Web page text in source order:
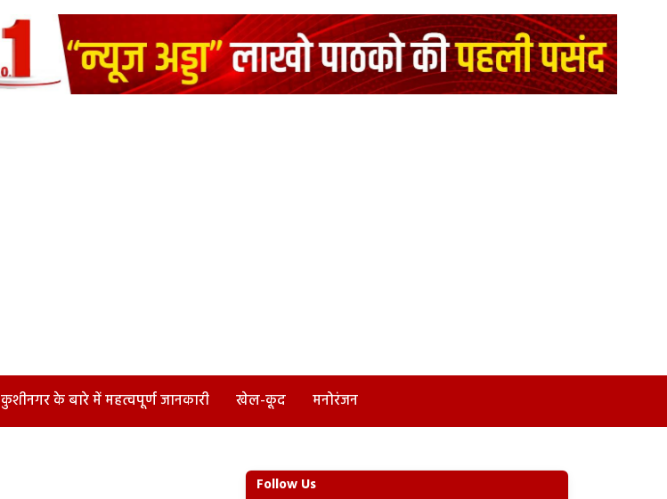
कुशीनगर के बारे में महत्वपूर्ण जानकारी खेल-कूद मनोरंजन
Follow Us